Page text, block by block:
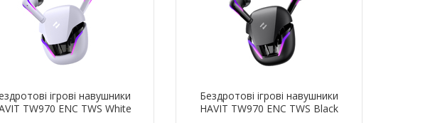
ігрові навушники
TW970 ENC TWS White
Бездротові ігрові навушники
HAVIT TW970 ENC TWS Black